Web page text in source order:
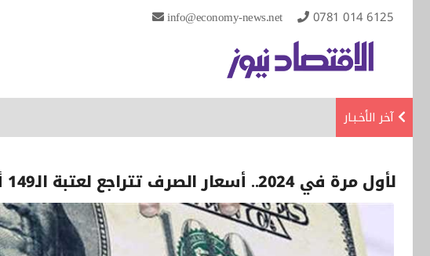
info@economy-news.net 0781 014 6125
آخر الأخـبـار
لأول مرة في 2024.. أسعار الصرف تتراجع لعتبة الـ149 ألفا في بغداد